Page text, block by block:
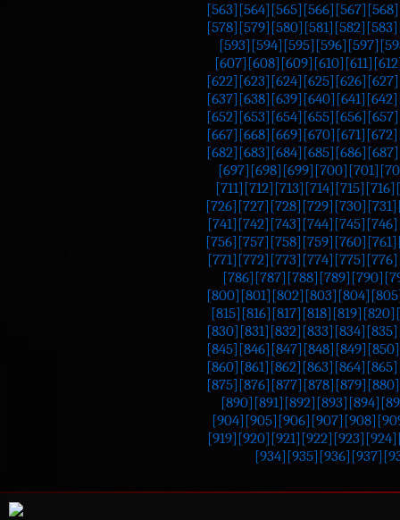
[563] [564] [565] [566] [567] [568]
[578] [579] [580] [581] [582] [583]
[593] [594] [595] [596] [597]
[607] [608] [609] [610] [611]
[622] [623] [624] [625] [626] [627]
[637] [638] [639] [640] [641] [642]
[652] [653] [654] [655] [656] [657]
[667] [668] [669] [670] [671] [672]
[682] [683] [684] [685] [686] [687]
[697] [698] [699] [700] [701]
[711] [712] [713] [714] [715] [716]
[726] [727] [728] [729] [730] [731]
[741] [742] [743] [744] [745] [746]
[756] [757] [758] [759] [760] [761]
[771] [772] [773] [774] [775] [776]
[786] [787] [788] [789] [790]
[800] [801] [802] [803] [804]
[815] [816] [817] [818] [819] [820]
[830] [831] [832] [833] [834] [835]
[845] [846] [847] [848] [849] [850]
[860] [861] [862] [863] [864] [865]
[875] [876] [877] [878] [879] [880]
[890] [891] [892] [893] [894]
[904] [905] [906] [907] [908]
[919] [920] [921] [922] [923] [924]
[934] [935] [936] [937]